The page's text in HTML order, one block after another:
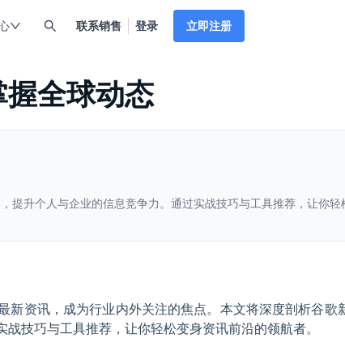
联系销售 登录 立即注册
全球动态
提升个人与企业的信息竞争力。通过实战技巧与工具推荐，让你
资讯，成为行业内外关注的焦点。本文将深度剖析谷歌
技巧与工具推荐，让你轻松变身资讯前沿的领航者。